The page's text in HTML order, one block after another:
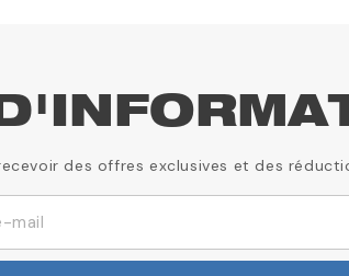
des offres exclusives et des